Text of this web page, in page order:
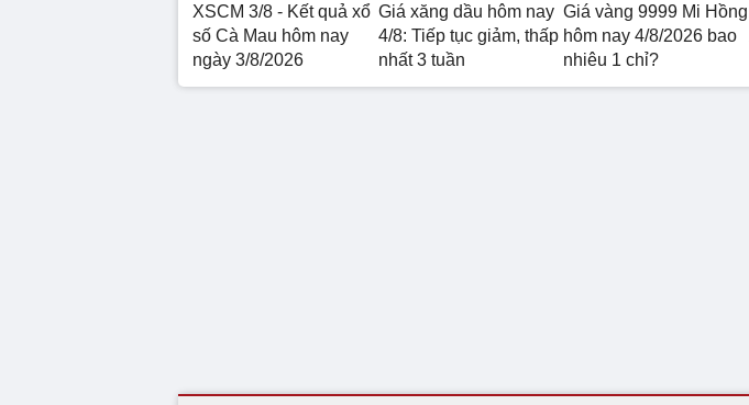
XSCM 3/8 - Kết quả xổ
số Cà Mau hôm nay
ngày 3/8/2026
Giá xăng dầu hôm nay
4/8: Tiếp tục giảm, thấp
nhất 3 tuần
Giá vàng 9999 Mi Hồng
hôm nay 4/8/2026 bao
nhiêu 1 chỉ?